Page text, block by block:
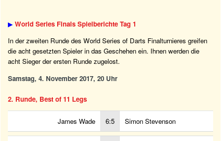
▶ World Series Finals Spielberichte Tag 1
In der zweiten Runde des World Series of Darts Finalturnieres greifen
die acht gesetzten Spieler in das Geschehen ein. Ihnen werden die
acht Sieger der ersten Runde zugelost.
Samstag, 4. November 2017, 20 Uhr
2. Runde, Best of 11 Legs
James Wade 6:5 Simon Stevenson